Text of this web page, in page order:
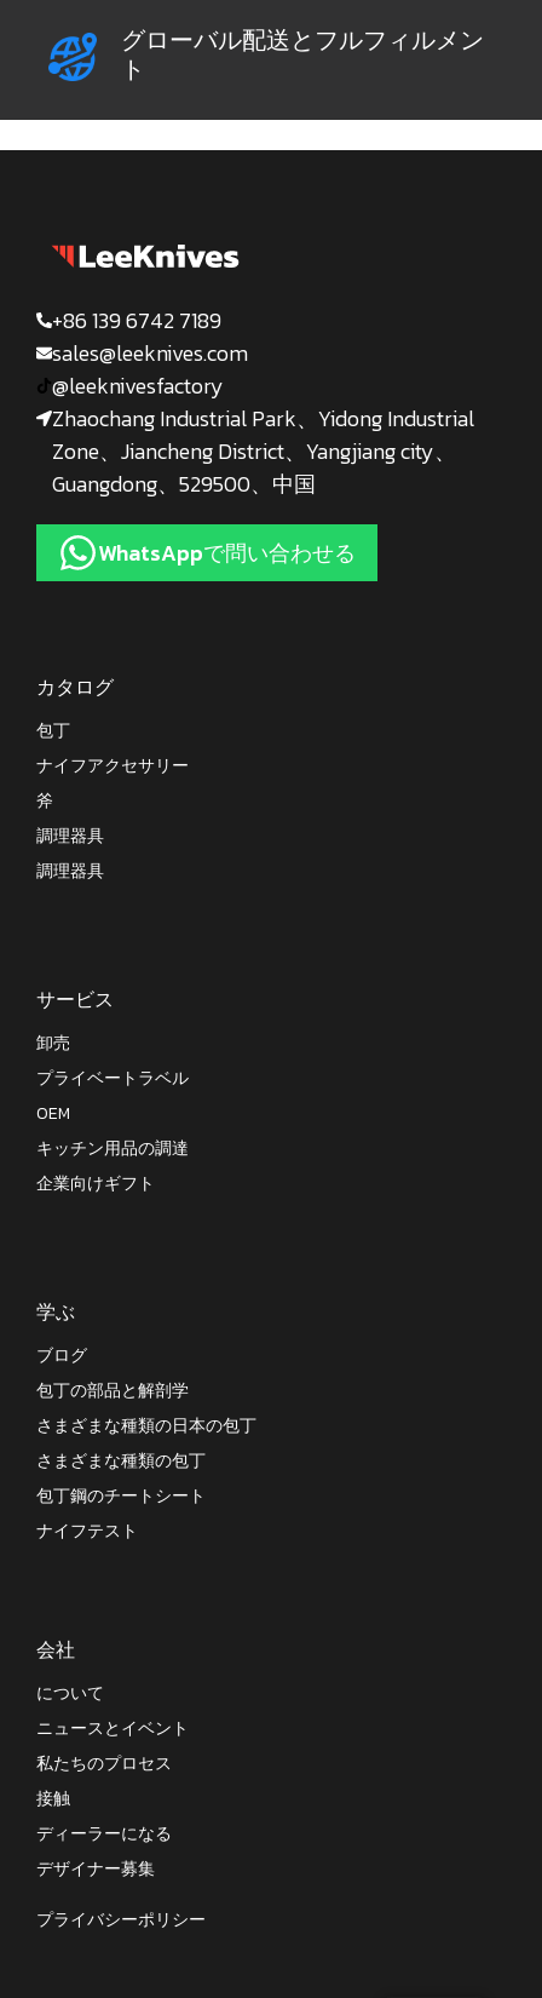
グローバル配送とフルフィルメン
ト
+86 139 6742 7189
sales@leeknives.com
@leeknivesfactory
Zhaochang Industrial Park、Yidong Industrial
Zone、Jiancheng District、Yangjiang city、
Guangdong、529500、中国
WhatsAppで問い合わせる
カタログ
包丁
ナイフアクセサリー
斧
調理器具
調理器具
サービス
卸売
プライベートラベル
OEM
キッチン用品の調達
企業向けギフト
学ぶ
ブログ
包丁の部品と解剖学
さまざまな種類の日本の包丁
さまざまな種類の包丁
包丁鋼のチートシート
ナイフテスト
会社
について
ニュースとイベント
私たちのプロセス
接触
ディーラーになる
デザイナー募集
プライバシーポリシー